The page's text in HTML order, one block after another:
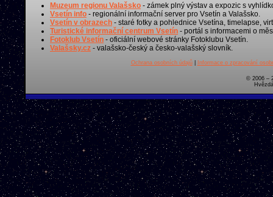
Muzeum regionu Valašsko - zámek plný výstav a expozic s
Vsetín info - regionální informační server pro Vsetín a Valašsko.
Vsetín v obrazech - staré fotky a pohlednice Vsetína, timelapse,
Turistické informační centrum Vsetín - portál s informacemi o
Fotoklub Vsetín - oficiální webové stránky Fotoklubu Vsetín.
Valašsky.cz - valašsko-český a česko-valašský slovník.
Ochrana osobních údajů| Informace o zpracování
© 2006 –